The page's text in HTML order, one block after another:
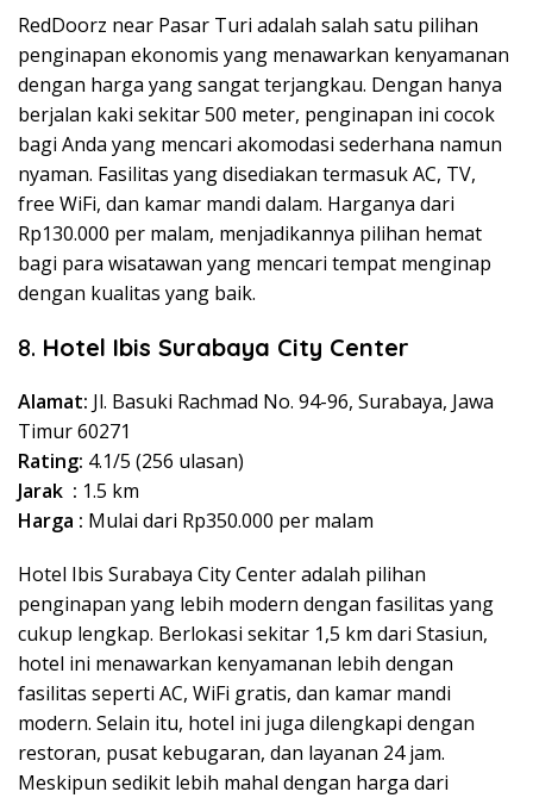
RedDoorz near Pasar Turi adalah salah satu pilihan
penginapan ekonomis yang menawarkan kenyamanan
dengan harga yang sangat terjangkau. Dengan hanya
berjalan kaki sekitar 500 meter, penginapan ini cocok
bagi Anda yang mencari akomodasi sederhana namun
nyaman. Fasilitas yang disediakan termasuk AC, TV,
free WiFi, dan kamar mandi dalam. Harganya dari
Rp130.000 per malam, menjadikannya pilihan hemat
bagi para wisatawan yang mencari tempat menginap
dengan kualitas yang baik.
8. Hotel Ibis Surabaya City Center
Alamat: Jl. Basuki Rachmad No. 94-96, Surabaya, Jawa
Timur 60271
Rating: 4.1/5 (256 ulasan)
Jarak : 1.5 km
Harga : Mulai dari Rp350.000 per malam
Hotel Ibis Surabaya City Center adalah pilihan
penginapan yang lebih modern dengan fasilitas yang
cukup lengkap. Berlokasi sekitar 1,5 km dari Stasiun,
hotel ini menawarkan kenyamanan lebih dengan
fasilitas seperti AC, WiFi gratis, dan kamar mandi
modern. Selain itu, hotel ini juga dilengkapi dengan
restoran, pusat kebugaran, dan layanan 24 jam.
Meskipun sedikit lebih mahal dengan harga dari